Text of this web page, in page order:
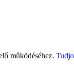
működéséhez.